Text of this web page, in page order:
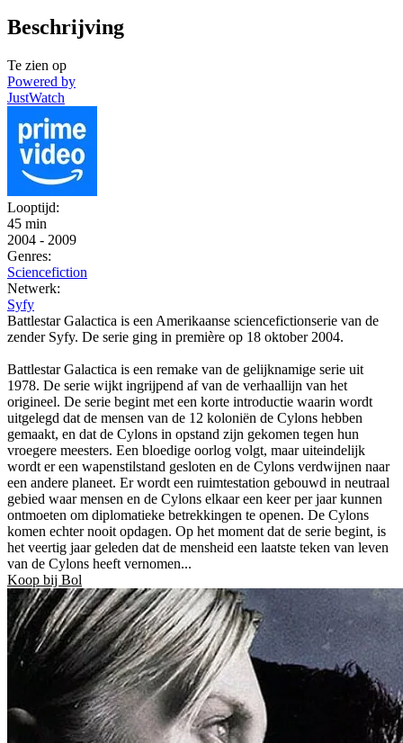
Beschrijving
Te zien op
Powered by
JustWatch
Looptijd:
45 min
2004 - 2009
Genres:
Sciencefiction
Netwerk:
Syfy
Battlestar Galactica is een Amerikaanse sciencefictionserie van de
zender Syfy. De serie ging in première op 18 oktober 2004.
Battlestar Galactica is een remake van de gelijknamige serie uit
1978. De serie wijkt ingrijpend af van de verhaallijn van het
origineel. De serie begint met een korte introductie waarin wordt
uitgelegd dat de mensen van de 12 koloniën de Cylons hebben
gemaakt, en dat de Cylons in opstand zijn gekomen tegen hun
vroegere meesters. Een bloedige oorlog volgt, maar uiteindelijk
wordt er een wapenstilstand gesloten en de Cylons verdwijnen naar
een andere planeet. Er wordt een ruimtestation gebouwd in neutraal
gebied waar mensen en de Cylons elkaar een keer per jaar kunnen
ontmoeten om diplomatieke betrekkingen te openen. De Cylons
komen echter nooit opdagen. Op het moment dat de serie begint, is
het veertig jaar geleden dat de mensheid een laatste teken van leven
van de Cylons heeft vernomen...
Koop bij Bol